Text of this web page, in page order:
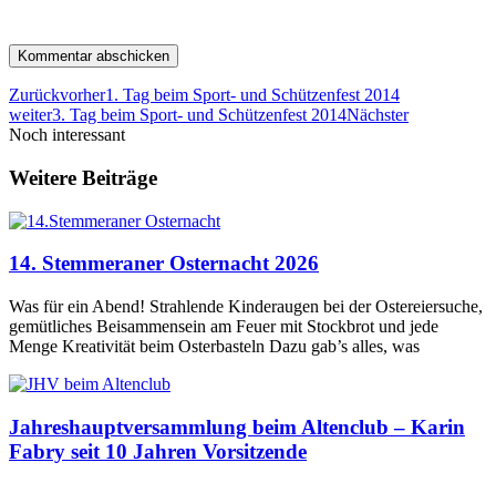
Zurückvorher1. Tag beim Sport- und Schützenfest 2014
weiter3. Tag beim Sport- und Schützenfest 2014Nächster
Noch interessant
Weitere Beiträge
14. Stemmeraner Osternacht 2026
Was für ein Abend! Strahlende Kinderaugen bei der Ostereiersuche,
gemütliches Beisammensein am Feuer mit Stockbrot und jede
Menge Kreativität beim Osterbasteln Dazu gab’s alles, was
Jahreshauptversammlung beim Altenclub – Karin
Fabry seit 10 Jahren Vorsitzende